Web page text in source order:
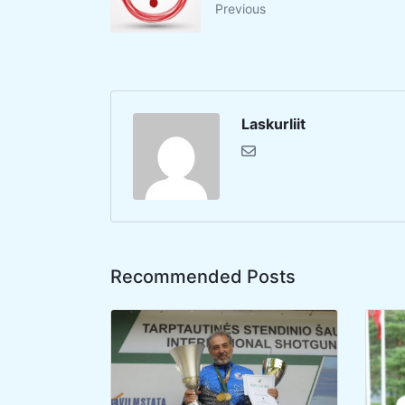
Previous
Laskurliit
Recommended Posts